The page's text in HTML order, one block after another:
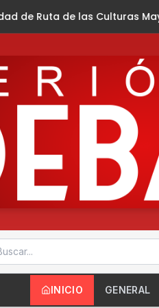
Mayas Ixhuatán:
INICIO GENERAL